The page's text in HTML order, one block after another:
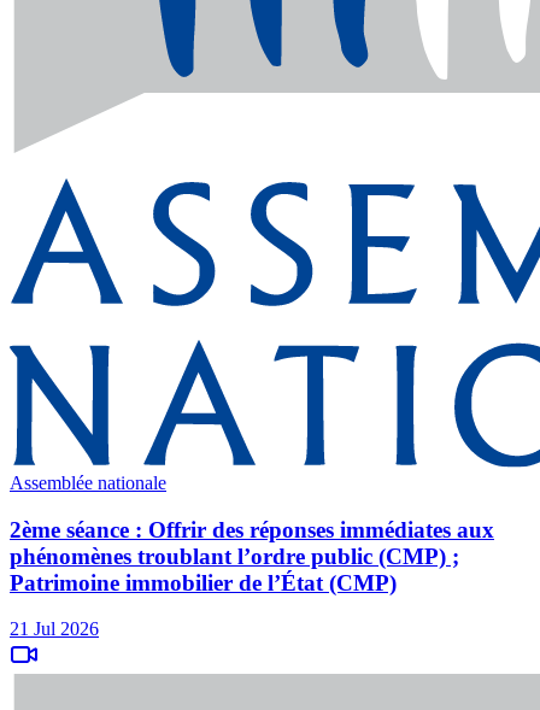
Assemblée nationale
2ème séance : Offrir des réponses immédiates aux
phénomènes troublant l’ordre public (CMP) ;
Patrimoine immobilier de l’État (CMP)
21 Jul 2026